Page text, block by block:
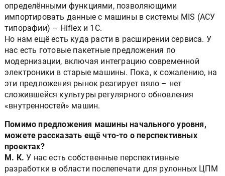
определёнными функциями, позволяющими
импортировать данные с машины в системы MIS (АСУ
типорафии) – Hiflex и 1C.
Но нам ещё есть куда расти в расширении сервиса. У
нас есть готовые пакетные предложения по
модернизации, включая интеграцию современной
электроники в старые машины. Пока, к сожалению, на
эти предложения рынок реагирует вяло – нет
сложившейся культуры регулярного обновления
«внутренностей» машин.
Помимо предложения машины начального уровня,
можете рассказать ещё что-то о перспективных
проектах?
М. К.У нас есть собственные перспективные
разработки в области послепечати для рулонных ЦПМ